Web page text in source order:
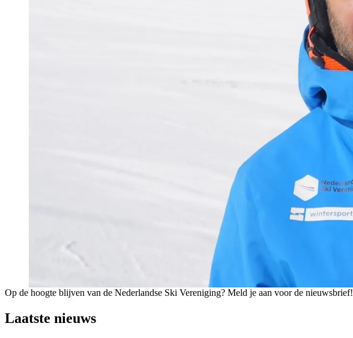
Op de hoogte blijven van de Nederlandse Ski Vereniging? Meld je aan voor de nieuwsbrief!
Laatste nieuws